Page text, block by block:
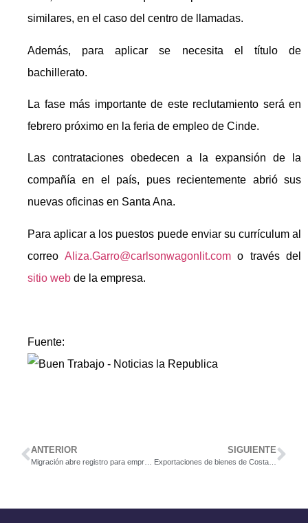
similares, en el caso del centro de llamadas.
Además, para aplicar se necesita el título de
bachillerato.
La fase más importante de este reclutamiento será en
febrero próximo en la feria de empleo de Cinde.
Las contrataciones obedecen a la expansión de la
compañía en el país, pues recientemente abrió sus
nuevas oficinas en Santa Ana.
Para aplicar a los puestos puede enviar su currículum al
correo Aliza.Garro@carlsonwagonlit.como través del
sitio web de la empresa.
Fuente:
ANTERIOR SIGUIENTE
Exportaciones de bienes de Costa Rica subieron un 8% en el 2016